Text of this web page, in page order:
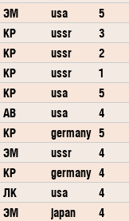
ЭМ
usa 5
КР
ussr 3
КР
ussr 2
КР
ussr 1
КР
usa 5
АВ
usa 4
КР
germany 5
ЭМ
ussr 4
КР
germany 4
ЛК
usa 4
ЭМ
japan 4